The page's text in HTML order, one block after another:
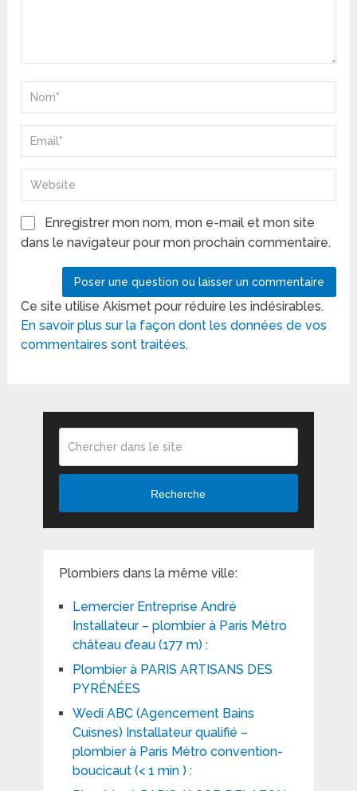
Enregistrer mon nom, mon e-mail et mon site
dans le navigateur pour mon prochain commentaire.
Ce site utilise Akismet pour réduire les indésirables.
En savoir plus sur la façon dont les données de vos
commentaires sont traitées.
Recherche
Plombiers dans la même ville:
Lemercier Entreprise André
Installateur – plombier à Paris Métro
château d’eau (177 m) :
Plombier à PARIS ARTISANS DES
PYRÉNÉES
Wedi ABC (Agencement Bains
Cuisnes) Installateur qualifié –
plombier à Paris Métro convention-
boucicaut (< 1 min ) :